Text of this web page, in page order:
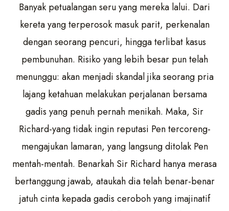
Banyak petualangan seru yang mereka lalui. Dari
kereta yang terperosok masuk parit, perkenalan
dengan seorang pencuri, hingga terlibat kasus
pembunuhan. Risiko yang lebih besar pun telah
menunggu: akan menjadi skandal jika seorang pria
lajang ketahuan melakukan perjalanan bersama
gadis yang penuh pernah menikah. Maka, Sir
Richard-yang tidak ingin reputasi Pen tercoreng-
mengajukan lamaran, yang langsung ditolak Pen
mentah-mentah. Benarkah Sir Richard hanya merasa
bertanggung jawab, ataukah dia telah benar-benar
jatuh cinta kepada gadis ceroboh yang imajinatif